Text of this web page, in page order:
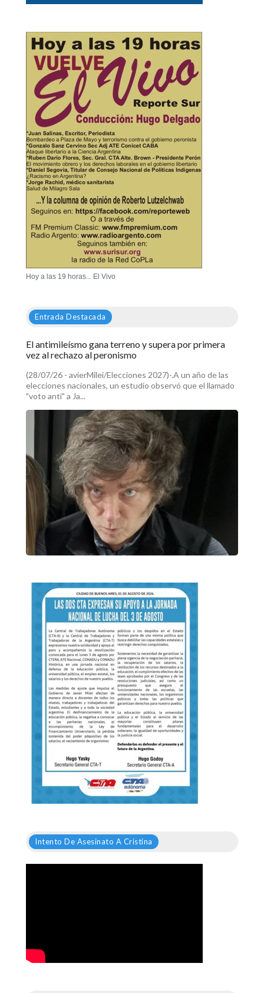
Hoy a las 19 horas... El Vivo
Entrada Destacada
El antimileísmo gana terreno y supera por primera
vez al rechazo al peronismo
(28/07/26 - avierMilei/Elecciones 2027)-.A un año de las
elecciones nacionales, un estudio observó que el llamado
"voto anti" a Ja...
Intento De Asesinato A Cristina